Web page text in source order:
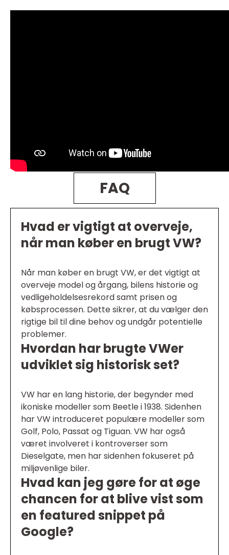
FAQ
Hvad er vigtigt at overveje,
når man køber en brugt VW?
Når man køber en brugt VW, er det vigtigt at
overveje model og årgang, bilens historie og
vedligeholdelsesrekord samt prisen og
købsprocessen. Dette sikrer, at du vælger den
rigtige bil til dine behov og undgår potentielle
problemer.
Hvordan har brugte VWer
udviklet sig historisk set?
VW har en lang historie, der begynder med
ikoniske modeller som Beetle i 1938. Sidenhen
har VW introduceret populære modeller som
Golf, Polo, Passat og Tiguan. VW har også
været involveret i kontroverser som
Dieselgate, men har sidenhen fokuseret på
miljøvenlige biler.
Hvad kan jeg gøre for at øge
chancen for at blive vist som
en featured snippet på
Google?